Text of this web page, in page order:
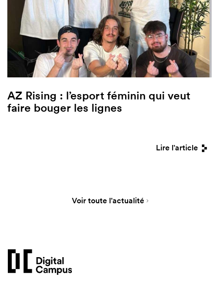
AZ Rising : l’esport féminin qui veut
faire bouger les lignes
Lire l'article
Voir toute l'actualité